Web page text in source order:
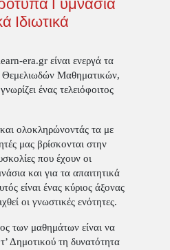
Ιδιωτικά
era.gr είναι ενεργά τα
Μαθηματικών,
ένας τελειόφοιτος
ολοκληρώνοντάς τα με
μας βρίσκονται στην
που έχουν οι
και για τα απαιτητικά
είναι ένας κύριος άξονας
οι γνωστικές ενότητες.
των μαθημάτων είναι να
Δημοτικού τη δυνατότητα